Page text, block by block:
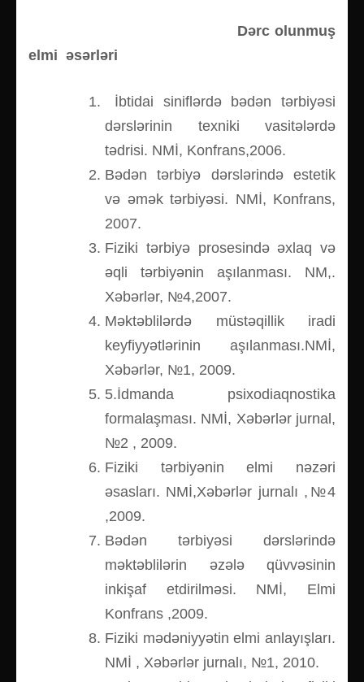
Dərc olunmuş
elmi əsərləri
İbtidai siniflərdə bədən tərbiyəsi
dərslərinin texniki vasitələrdə
tədrisi. NMİ, Konfrans,2006.
Bədən tərbiyə dərslərində estetik
və əmək tərbiyəsi. NMİ, Konfrans,
2007.
Fiziki tərbiyə prosesində əxlaq və
əqli tərbiyənin aşılanması. NM,.
Xəbərlər, №4,2007.
Məktəblilərdə müstəqillik iradi
keyfiyyətlərinin aşılanması.NMİ,
Xəbərlər, №1, 2009.
5.İdmanda psixodiaqnostika
formalaşması. NMİ, Xəbərlər jurnal,
№2 , 2009.
Fiziki tərbiyənin elmi nəzəri
əsasları. NMİ,Xəbərlər jurnalı ,№4
,2009.
Bədən tərbiyəsi dərslərində
məktəblilərin əzələ qüvvəsinin
inkişaf etdirilməsi. NMİ, Elmi
Konfrans ,2009.
Fiziki mədəniyyətin elmi anlayışları.
NMİ , Xəbərlər jurnalı, №1, 2010.